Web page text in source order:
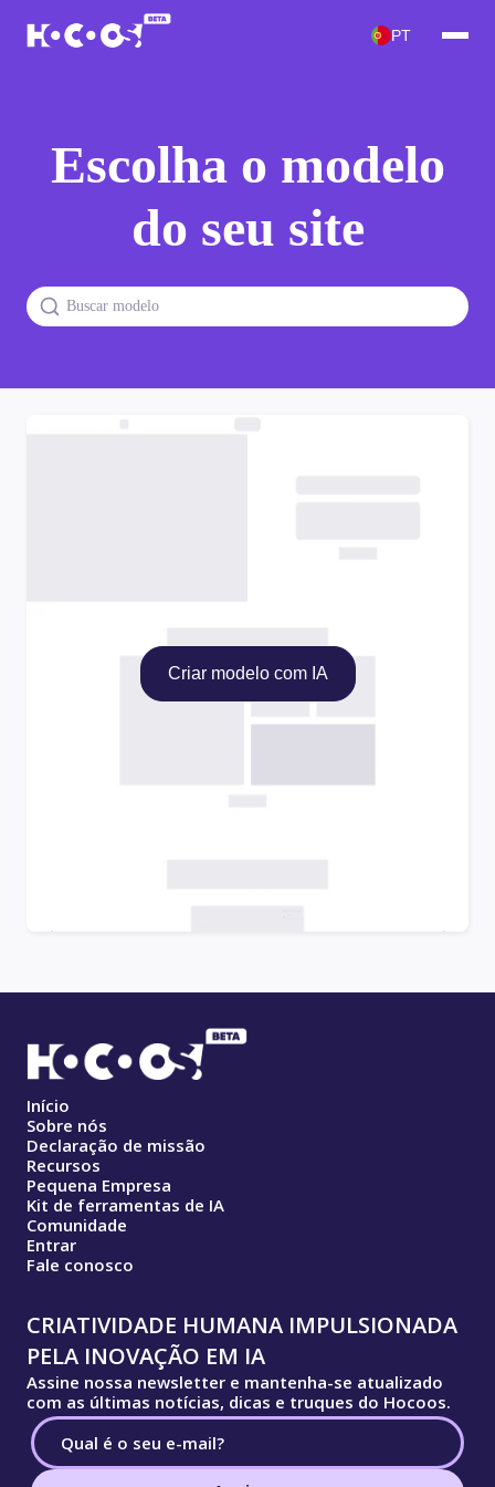
PT
Escolha o modelo
do seu site
Criar modelo com IA
Início
Sobre nós
Declaração de missão
Recursos
Pequena Empresa
Kit de ferramentas de IA
Comunidade
Entrar
Fale conosco
CRIATIVIDADE HUMANA IMPULSIONADA
PELA INOVAÇÃO EM IA
Assine nossa newsletter e mantenha-se atualizado
com as últimas notícias, dicas e truques do Hocoos.